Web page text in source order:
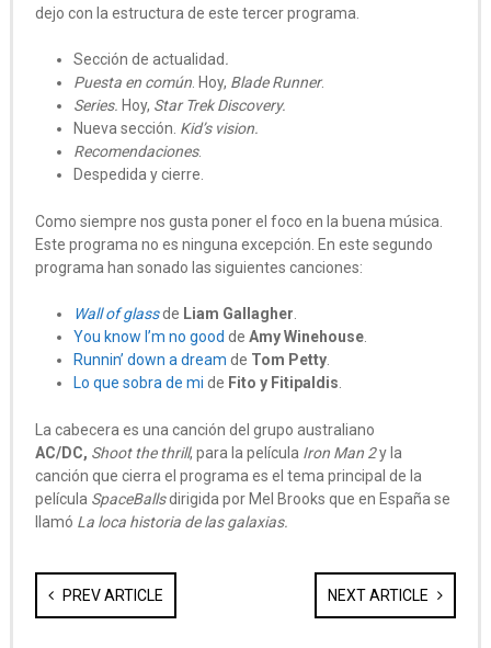
dejo con la estructura de este tercer programa.
Sección de actualidad.
Puesta en común. Hoy, Blade Runner.
Series. Hoy, Star Trek Discovery.
Nueva sección. Kid’s vision.
Recomendaciones.
Despedida y cierre.
Como siempre nos gusta poner el foco en la buena música.
Este programa no es ninguna excepción. En este segundo
programa han sonado las siguientes canciones:
Wall of glassde Liam Gallagher
You know I’m no good de Amy Winehouse.
Runnin’ down a dream de Tom Petty.
Lo que sobra de mi de Fito y Fitipaldis
La cabecera es una canción del grupo australiano
AC/DC, Shoot the thrill, para la película Iron Man 2y la
canción que cierra el programa es el tema principal de la
película SpaceBallsdirigida por Mel Brooks que en España se
llamó La loca historia de las galaxias.
PREV ARTICLE NEXT ARTICLE